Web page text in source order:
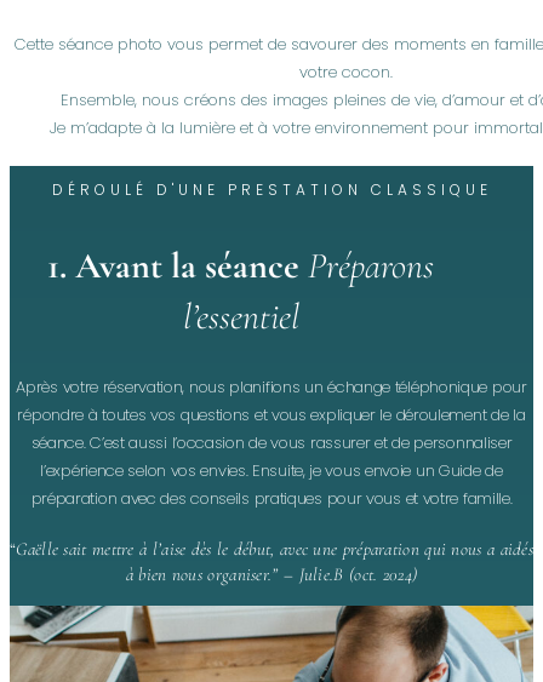
Cette séance photo vous permet de savourer des moments en
votre cocon.
Ensemble, nous créons des images pleines de vie, d’amour et
Je m’adapte à la lumière et à votre environnement pour
DÉROULÉ D'UNE PRESTATION CLASSIQUE
1. Avant la séance Préparons
l’essentiel
Après votre réservation, nous planifions un échange téléphonique pour
répondre à toutes vos questions et vous expliquer le déroulement de la
séance. C’est aussi l’occasion de vous rassurer et de personnaliser
l’expérience selon vos envies. Ensuite, je vous envoie un Guide de
préparation avec des conseils pratiques pour vous et votre famille.
“Gaëlle sait mettre à l’aise dès le début, avec une préparation qui nous a aidés
à bien nous organiser.” – Julie.B (oct. 2024)